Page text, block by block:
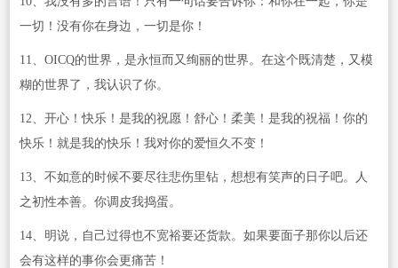
一切！没有你在身边，一切是你！
11、OICQ的世界，是永恒而又绚丽的世界。在这个既清楚，又模
糊的世界了，我认识了你。
12、开心！快乐！是我的祝愿！舒心！柔美！是我的祝福！你的
快乐！就是我的快乐！我对你的爱恒久不变！
13、不如意的时候不要尽往悲伤里钻，想想有笑声的日子吧。人
之初性本善。你调皮我捣蛋。
14、明说，自己过得也不宽裕要还货款。如果要面子那你以后还
会有这样的事你会更痛苦！